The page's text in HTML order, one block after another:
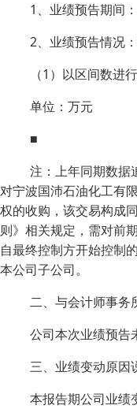
1、业绩预告期间
2、业绩预告情况
（1）以区间数进
单位：万元
■
注：上年同期数据
对宁波国沛石油化工有
权的收购，该交易构成
则》相关规定，需对前
自最终控制方开始控制
本公司子公司。
二、与会计师事务
公司本次业绩预告
三、业绩变动原因
本报告期公司业绩